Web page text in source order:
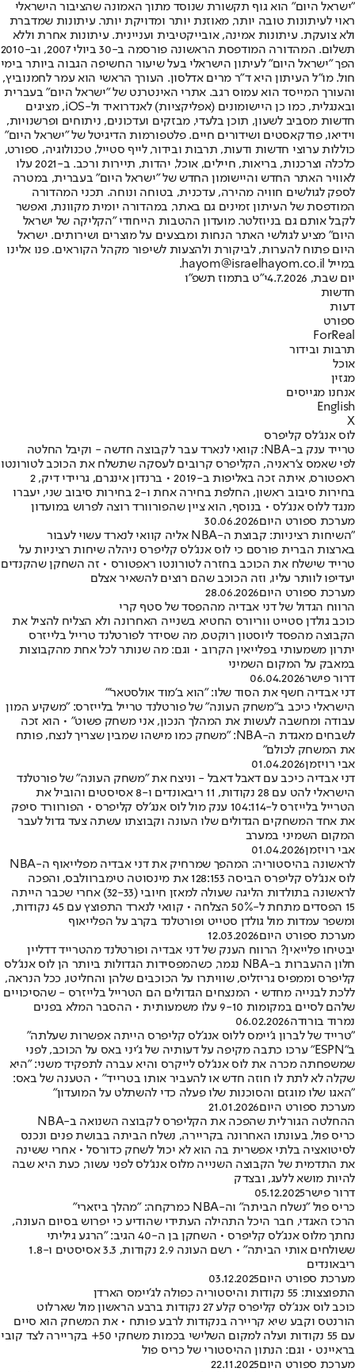
"ישראל היום" הוא גוף תקשורת שנוסד מתוך האמונה שהציבור הישראלי
ראוי לעיתונות טובה יותר, מאוזנת יותר ומדויקת יותר. עיתונות שמדברת
ולא צועקת. עיתונות אמינה, אובייקטיבית ועניינית. עיתונות אחרת וללא
תשלום. המהדורה המודפסת הראשונה פורסמה ב-30 ביולי 2007, וב-2010
הפך "ישראל היום" לעיתון הישראלי בעל שיעור החשיפה הגבוה ביותר בימי
חול. מו"ל העיתון היא ד"ר מרים אדלסון. העורך הראשי הוא עמר לחמנוביץ,
והעורך המייסד הוא עמוס רגב. אתרי האינטרנט של "ישראל היום" בעברית
ובאנגלית, כמו כן היישומונים (אפליקציות) לאנדרואיד ול-iOS, מציגים
חדשות מסביב לשעון, תוכן בלעדי, מבזקים ועדכונים, ניתוחים ופרשנויות,
וידיאו, פודקאסטים ושידורים חיים. פלטפורמות הדיגיטל של "ישראל היום"
כוללות ערוצי חדשות ודעות, תרבות ובידור, לייף סטייל, טכנולוגיה, ספורט,
כלכלה וצרכנות, בריאות, חיילים, אוכל, יהדות, תיירות ורכב. ב-2021 עלו
לאוויר האתר החדש והיישומון החדש של "ישראל היום" בעברית, במטרה
לספק לגולשים חוויה מהירה, עדכנית, בטוחה ונוחה. תכני המהדורה
המודפסת של העיתון זמינים גם באתר, במהדורה יומית מקוונת, ואפשר
לקבל אותם גם בניוזלטר. מועדון ההטבות הייחודי "הקליקה של ישראל
היום" מציע לגולשי האתר הנחות ומבצעים על מוצרים ושירותים. ישראל
היום פתוח להערות, לביקורת ולהצעות לשיפור מקהל הקוראים. פנו אלינו
במייל hayom@israelhayom.co.il.
יום שבת, 4.7.2026
י"ט בתמוז תשפ"ו
חדשות
דעות
ספורט
ForReal
תרבות ובידור
אוכל
מגזין
אנחנו מגייסים
English
X
לוס אנג'לס קליפרס
טרייד ענק ב-NBA: קוואי לנארד עבר לקבוצה חדשה - וקיבל החלטה
לפי שאמס צ'ראניה, הקליפרס קרובים לעסקה שתשלח את הכוכב לטורונטו
ראפטורס, איתה זכה באליפות ב-2019 • ברנדון אינגרם, גריידי דיק, 2
בחירות סיבוב ראשון, החלפת בחירה אחת ו-2 בחירות סיבוב שני, יעברו
מנגד ללוס אנג'לס • בנוסף, הוא ציין שהפורוורד רוצה לפרוש במועדון
מערכת ספורט היום30.06.2026
"השיחות רציניות: קבוצת ה-NBA אליה קוואי לנארד עשוי לעבור
בארצות הברית פורסם כי לוס אנג'לס קליפרס ניהלה שיחות רציניות על
טרייד שישלח את הכוכב בחזרה לטורונטו ראפטורס • זה השחקן שהקנדים
יעדיפו לוותר עליו, וזה הכוכב שהם רוצים להשאיר אצלם
מערכת ספורט היום28.06.2026
הרווח הגדול של דני אבדיה מההפסד של סטף קרי
כוכב גולדן סטייט ווריורס החטיא בשנייה האחרונה ולא הצליח להציל את
הקבוצה מהפסד ליוסטון רוקטס, מה שסידר לפורטלנד טרייל בלייזרס
יתרון משמעותי בפלייאין הקרוב • וגם: מה שנותר לכל אחת מהקבוצות
במאבק על המקום השמיני
דרור פישר06.04.2026
דני אבדיה חשף את הסוד שלו: "הוא ב'מוד אולסטאר'"
הישראלי כיכב ב"משחק העונה" של פורטלנד טרייל בלייזרס: "משקיע המון
עבודה ומחשבה לעשות את המהלך הנכון, אני משחק פשוט" • הוא זכה
לשבחים מאגדת ה-NBA: "משחק כמו מישהו שמבין שצריך לנצח, פותח
את המשחק לכולם"
אבי רויזמן01.04.2026
דני אבדיה כיכב עם דאבל דאבל - וניצח את "משחק העונה" של פורטלנד
הישראלי להט עם 28 נקודות, 11 ריבאונדים ו-8 אסיסטים והוביל את
הטרייל בלייזרס ל-104:114 ענק מול לוס אנג'לס קליפרס • הפורוורד סיפק
את אחד המשחקים הגדולים שלו העונה וקבוצתו עשתה צעד גדול לעבר
המקום השמיני במערב
אבי רויזמן01.04.2026
לראשונה בהיסטוריה: המהפך שמרחיק את דני אבדיה מפלייאוף ה-NBA
לוס אנג'לס קליפרס הביסה 128:153 את מינסוטה טימברוולבס, והפכה
לראשונה בתולדות הליגה שעולה למאזן חיובי (32-33) אחרי שכבר הייתה
15 הפסדים מתחת ל-50% הצלחה • קוואי לנארד התפוצץ עם 45 נקודות,
ומשפר עמדות מול גולדן סטייט ופורטלנד בקרב על הפלייאוף
מערכת ספורט היום12.03.2026
יבטיחו פלייאין? הרווח הענק של דני אבדיה ופורטלנד מהטרייד דדליין
חלון ההעברות ב-NBA נגמר, כשהמפסידות הגדולות ביותר הן לוס אנג'לס
קליפרס וממפיס גריזליס, שוויתרו על הכוכבים שלהן והחליטו, ככל הנראה,
ללכת לבנייה מחדש • המנצחים הגדולים הם הטרייל בלייזרס - שהסיכויים
שלהם לסיים במקומות 9-10 עלו משמעותית • ההסבר המלא בפנים
נמרוד בורודה06.02.2026
"טרייד של לברון ג'יימס ללוס אנג'לס קליפרס הייתה אפשרות שעלתה"
ב"ESPN" ערכו כתבה מקיפה על דעותיה של ג'יני באס על הכוכב, לפני
שמשפחתה מכרה את לוס אנג'לס לייקרס והיא עברה לתפקיד משני: "היא
שקלה לא לתת לו חוזה חדש או להעביר אותו בטרייד" • הטענה של באס:
"האגו שלו מוגזם והסוכנות שלו פעלה כדי להשתלט על המועדון"
מערכת ספורט היום21.01.2026
ההחלטה הגורלית שהפכה את הקליפרס לקבוצה השנואה ב-NBA
כריס פול, בעונתו האחרונה בקריירה, נשלח הביתה בבושת פנים ונכנס
לסיטואציה בלתי אפשרית בה הוא לא יכול לשחק כדורסל • אחרי ששינה
את התדמית של הקבוצה השנייה מלוס אנג'לס לפני עשור, כעת היא שבה
להיות מושא ללעג, ובצדק
דרור פישר05.12.2025
כריס פול "נשלח הביתה" וה-NBA כמרקחה: "מהלך ביזארי"
הרכז האגדי, חבר היכל התהילה העתידי שהודיע כי יפרוש בסיום העונה,
נחתך מלוס אנג'לס קליפרס • השחקן בן ה-40 הגיב: "הרגע גיליתי
ששולחים אותי הביתה" • רשם העונה 2.9 נקודות, 3.3 אסיסטים ו-1.8
ריבאונדים
מערכת ספורט היום03.12.2025
התפוצצות: 55 נקודות והיסטוריה כפולה לג'יימס הארדן
כוכב לוס אנג'לס קליפרס קלע 27 נקודות ברבע הראשון מול שארלוט
הורנטס וקבע שיא קריירה בנקודות לרבע פותח • את המשחק הוא סיים
עם 55 נקודות ועלה למקום השלישי בכמות משחקי 50+ בקריירה לצד קובי
בראיינט • וגם: הנתון ההיסטורי של כריס פול
מערכת ספורט היום22.11.2025